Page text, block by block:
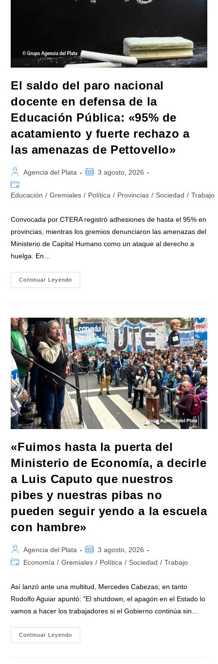
El saldo del paro nacional
docente en defensa de la
Educación Pública: «95% de
acatamiento y fuerte rechazo a
las amenazas de Pettovello»
Autor
de
la
Agencia del Plata
Publicación
la
3 agosto, 2026
Categoría
de
Educación / Gremiales / Política / Provincias / Sociedad / Trabajo
Convocada por CTERA registró adhesiones de hasta el 95% en
provincias, mientras los gremios denunciaron las amenazas del
Ministerio de Capital Humano como un ataque al derecho a
huelga. En…
Continuar Leyendo
Saldo
En
Defensa
De
La
Educación
Pública:
«95%
De
Acatamiento
Y
Fuerte
Rechazo
A
Las
Amenazas
De
Pettovello»
«Fuimos hasta la puerta del
Ministerio de Economía, a decirle
a Luis Caputo que nuestros
pibes y nuestras pibas no
pueden seguir yendo a la escuela
con hambre»
Autor
de
Agencia del Plata
Publicación
de
3 agosto, 2026
Categoría
la
Economía / Gremiales / Política / Sociedad / Trabajo
Así lanzó ante una multitud, Mercedes Cabezas; en tanto
Rodolfo Aguiar apuntó: "El shutdown, el apagón en el Estado lo
vamos a hacer los trabajadores si el Gobierno continúa sin…
Continuar Leyendo
Hasta